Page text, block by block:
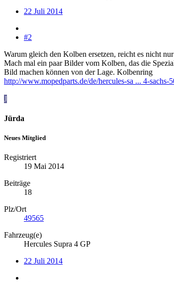
22 Juli 2014
#2
Warum gleich den Kolben ersetzen, reicht es nicht
Mach mal ein paar Bilder vom Kolben, das die
Bild machen können von der Lage. Kolbenring
http://www.mopedparts.de/de/hercules-sa ... 4-sachs-
J
Jürda
Neues Mitglied
Registriert
19 Mai 2014
Beiträge
18
Plz/Ort
49565
Fahrzeug(e)
Hercules Supra 4 GP
22 Juli 2014